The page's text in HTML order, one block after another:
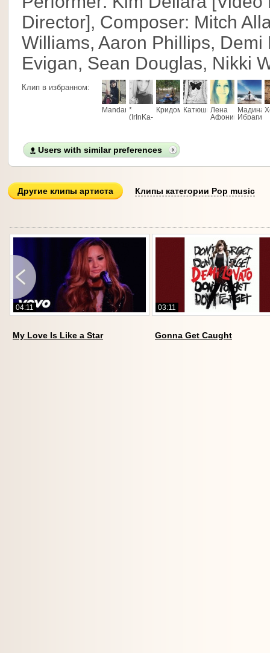
Director], Composer: Mitch
Williams, Aaron Phillips,
Evigan, Sean Douglas, Nikki
Клип в избранном:
Mandarink@
*
(IrInKa-
КридоманкаКатюшкаЛена
Афонина
Мадина
Users with similar preferences
Другие клипы артиста Клипы категории Pop music
04:11
My Love Is Like a Star
03:11
Gonna Get Caught